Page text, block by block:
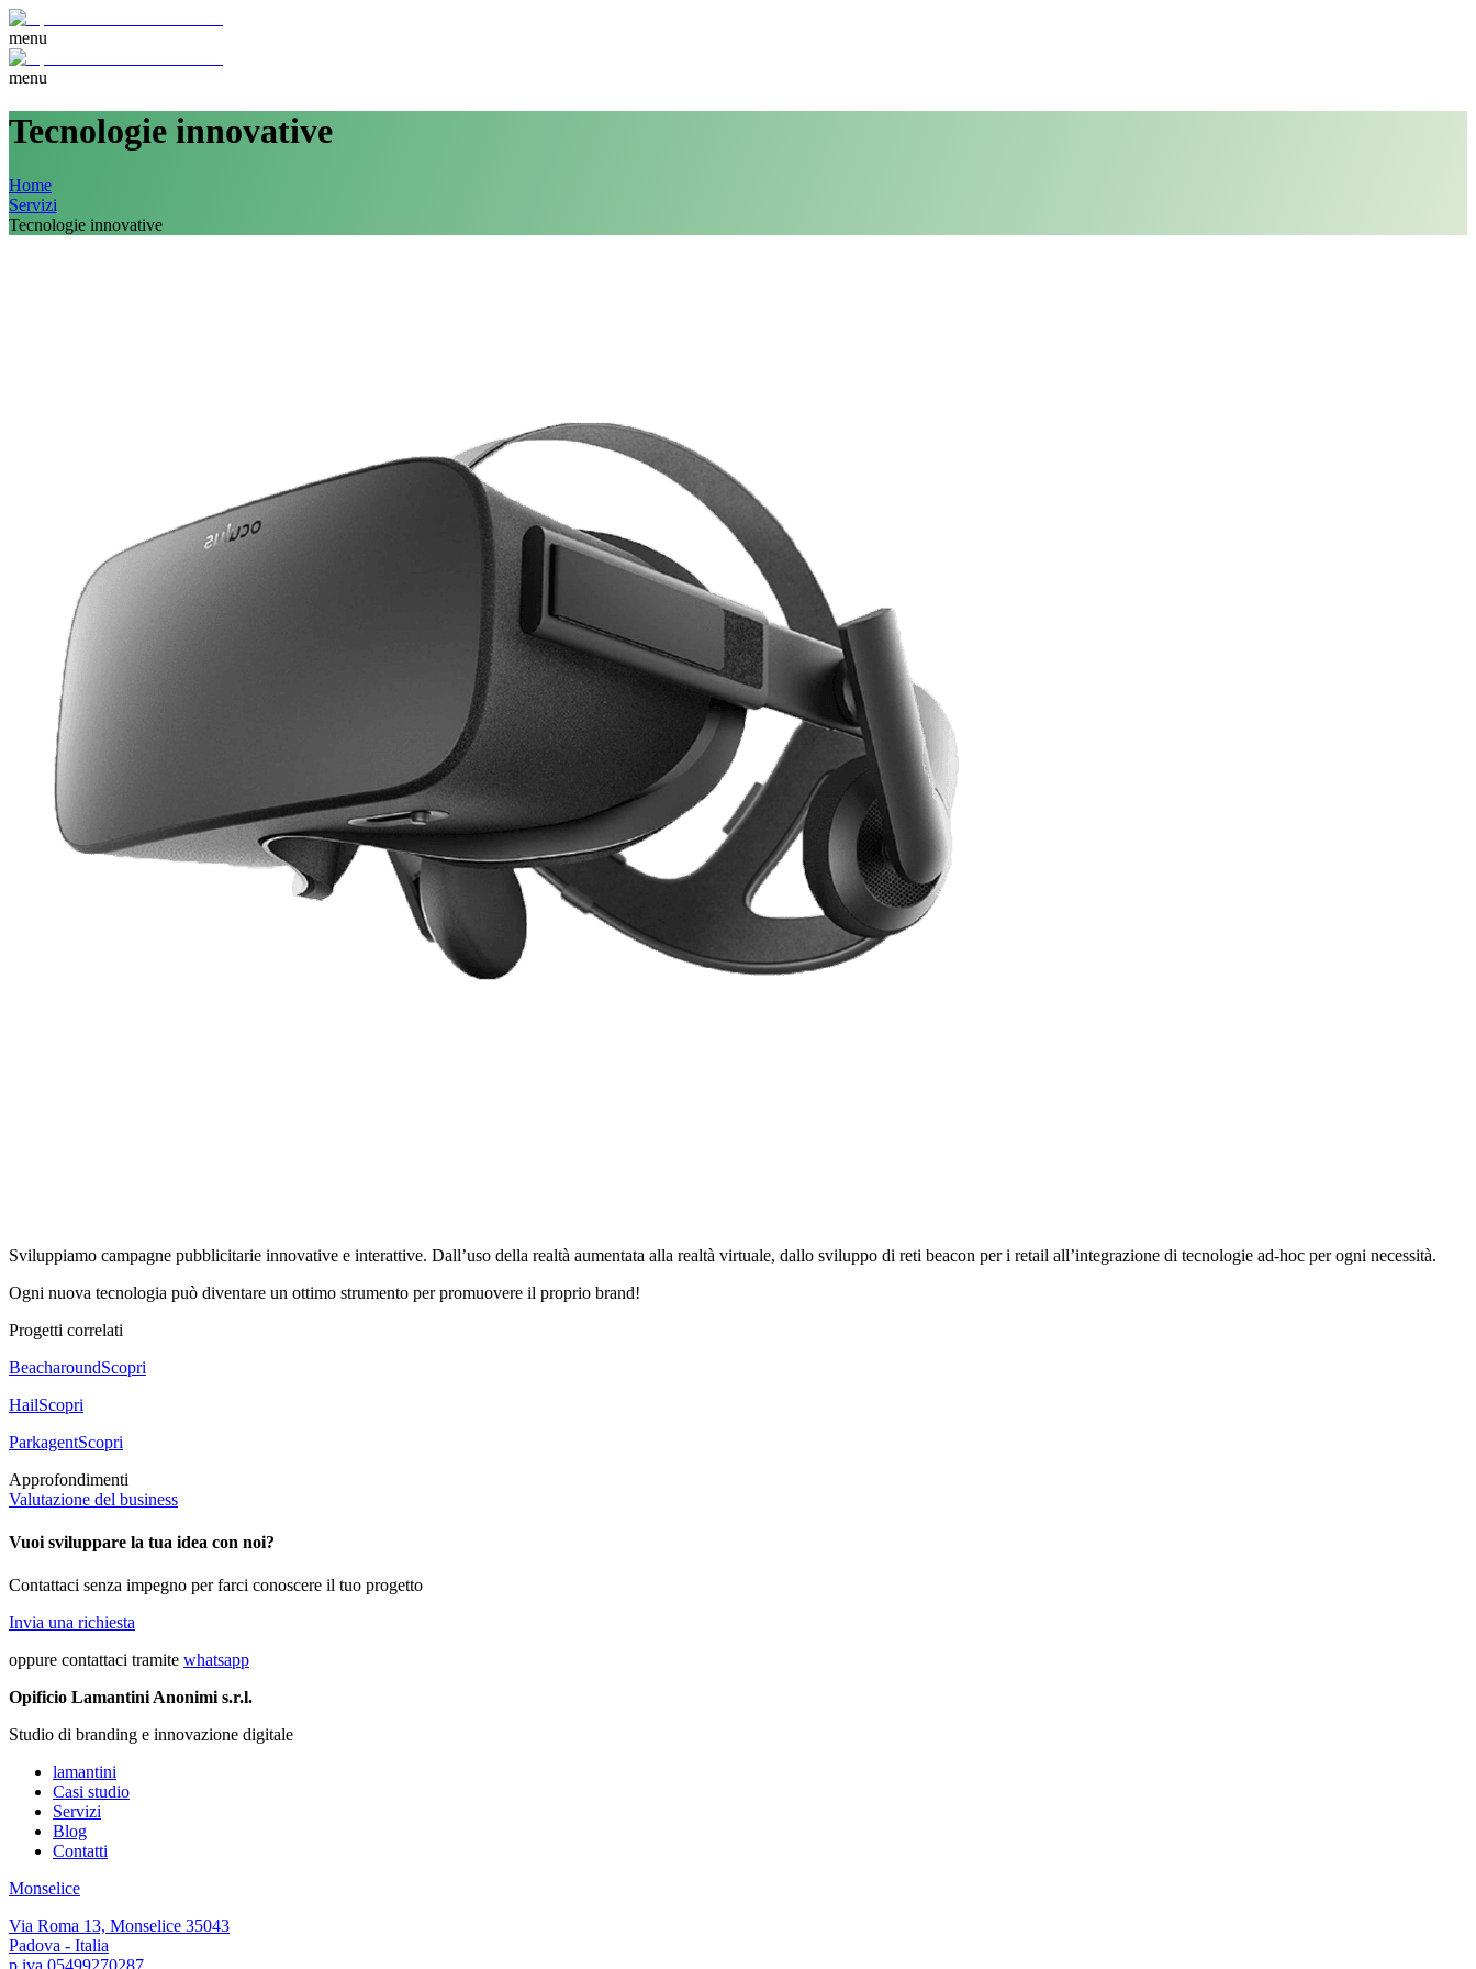
menu
menu
Tecnologie innovative
Home
Servizi
Tecnologie innovative
Sviluppiamo campagne pubblicitarie innovative e interattive. Dall’uso della realtà aumentata alla realtà virtuale, dallo sviluppo di reti beacon per i retail all’integrazione di tecnologie ad-hoc per ogni necessità.
Ogni nuova tecnologia può diventare un ottimo strumento per promuovere il proprio brand!
Progetti correlati
BeacharoundScopri
HailScopri
ParkagentScopri
Approfondimenti
Valutazione del business
Vuoi sviluppare la tua idea con noi?
Contattaci senza impegno per farci conoscere il tuo progetto
Invia una richiesta
oppure contattaci tramite whatsapp
Opificio Lamantini Anonimi s.r.l.
Studio di branding e innovazione digitale
lamantini
Casi studio
Servizi
Blog
Contatti
Monselice
Via Roma 13, Monselice 35043
Padova - Italia